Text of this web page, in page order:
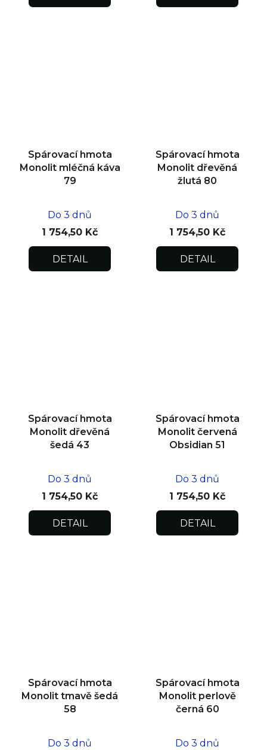
Spárovací hmota
Monolit mléčná káva
79
Do 3 dnů
1 754,50 Kč
DETAIL
Spárovací hmota
Monolit dřevěná
žlutá 80
Do 3 dnů
1 754,50 Kč
DETAIL
Spárovací hmota
Monolit dřevěná
šedá 43
Do 3 dnů
1 754,50 Kč
DETAIL
Spárovací hmota
Monolit červená
Obsidian 51
Do 3 dnů
1 754,50 Kč
DETAIL
Spárovací hmota
Monolit tmavě šedá
58
Do 3 dnů
Spárovací hmota
Monolit perlově
černá 60
Do 3 dnů